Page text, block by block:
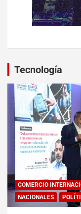
Tecnología
COMERCIO
NACIONALES